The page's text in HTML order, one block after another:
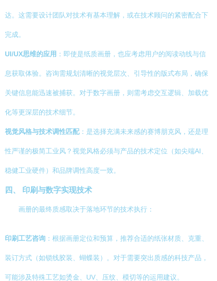
达。这需要设计团队对技术有基本理解，或在技术顾问的紧密配合下
完成。
UI/UX思维的应用 ：即使是纸质画册，也应考虑用户的阅读动线与信
息获取体验。咨询需规划清晰的视觉层次、引导性的版式布局，确保
关键信息能迅速被捕获。对于数字画册，则需考虑交互逻辑、加载优
化等更深层的技术细节。
视觉风格与技术调性匹配：是选择充满未来感的赛博朋克风，还是理
性严谨的极简工业风？视觉风格必须与产品的技术定位（如尖端AI、
稳健工业硬件）和品牌调性高度一致。
四、 印刷与数字实现技术
画册的最终质感取决于落地环节的技术执行：
印刷工艺咨询 ：根据画册定位和预算，推荐合适的纸张材质、克重、
装订方式（如锁线胶装、蝴蝶装）。对于需要突出质感的科技产品，
可能涉及特殊工艺如烫金、UV、压纹、模切等的运用建议。